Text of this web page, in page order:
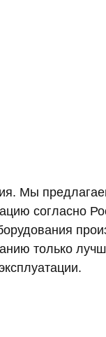
Мы
согласно
только